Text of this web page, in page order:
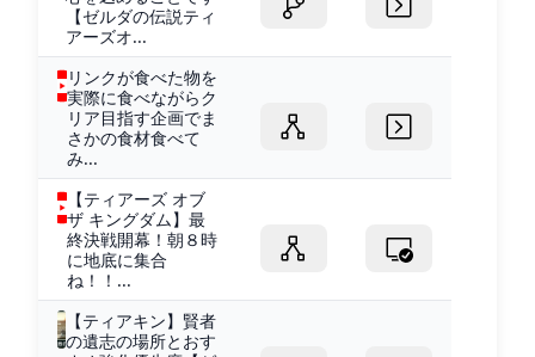
【ゼルダの伝説ティ
アーズオ...
リンクが食べた物を
実際に食べながらク
リア目指す企画でま
さかの食材食べて
み...
【ティアーズ オブ
ザ キングダム】最
終決戦開幕！朝８時
に地底に集合
ね！！...
【ティアキン】賢者
の遺志の場所とおす